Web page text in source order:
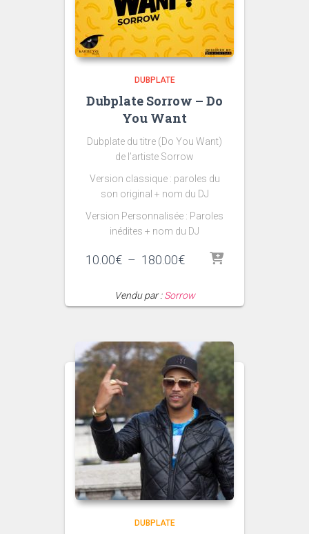
DUBPLATE
Dubplate Sorrow – Do
You Want
Dubplate du titre (Do You Want)
de l’artiste Sorrow
Version classique : paroles du
son original + nom du DJ
Version Personnalisée : Paroles
inédites + nom du DJ
10.00€ – 180.00€Plage
10.00€
Vendu par :Sorrow
DUBPLATE